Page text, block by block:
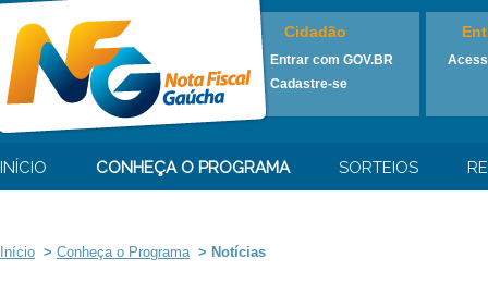
Cidadão
Entrar com GOV.BR
Cadastre-se
INÍCIO CONHEÇA O PROGRAMA SORTEIOS
Início > Conheça o Programa> Notícias